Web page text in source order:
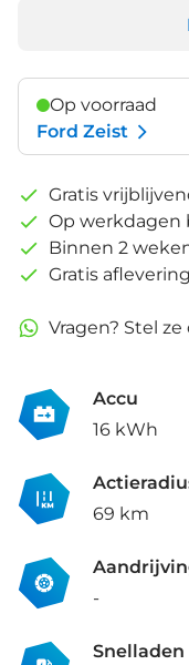
Op voorraad
Ford Zeist
Gratis
Op werkdagen
Binnen 2
Gratis
Vragen? Stel
Accu
16 kWh
69 km
-
Snelladen